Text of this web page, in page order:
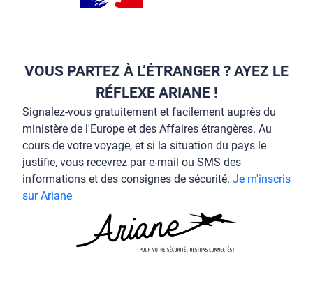
VOUS PARTEZ À L’ÉTRANGER ? AYEZ LE
RÉFLEXE ARIANE !
Signalez-vous gratuitement et facilement auprès du
ministère de l'Europe et des Affaires étrangères. Au
cours de votre voyage, et si la situation du pays le
justifie, vous recevrez par e-mail ou SMS des
informations et des consignes de sécurité. Je m'inscris
sur Ariane